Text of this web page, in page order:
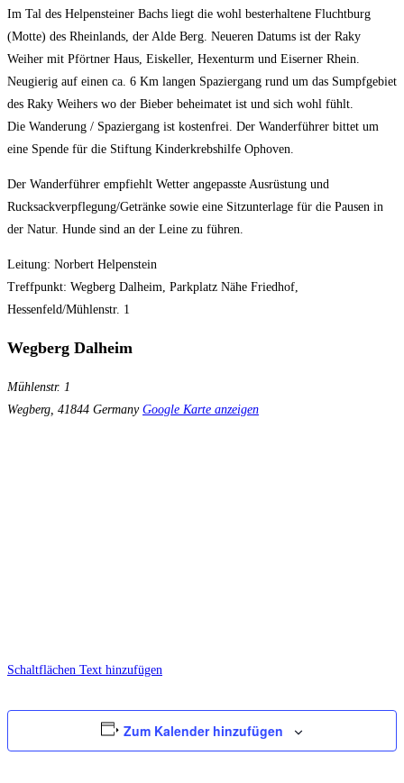
Im Tal des Helpensteiner Bachs liegt die wohl besterhaltene Fluchtburg
(Motte) des Rheinlands, der Alde Berg. Neueren Datums ist der Raky
Weiher mit Pförtner Haus, Eiskeller, Hexenturm und Eiserner Rhein.
Neugierig auf einen ca. 6 Km langen Spaziergang rund um das Sumpfgebiet
des Raky Weihers wo der Bieber beheimatet ist und sich wohl fühlt.
Die Wanderung / Spaziergang ist kostenfrei. Der Wanderführer bittet um
eine Spende für die Stiftung Kinderkrebshilfe Ophoven.
Der Wanderführer empfiehlt Wetter angepasste Ausrüstung und
Rucksackverpflegung/Getränke sowie eine Sitzunterlage für die Pausen in
der Natur. Hunde sind an der Leine zu führen.
Leitung: Norbert Helpenstein
Treffpunkt: Wegberg Dalheim, Parkplatz Nähe Friedhof,
Hessenfeld/Mühlenstr. 1
Wegberg Dalheim
Mühlenstr. 1
Wegberg 41844 Germany Google Karte anzeigen
Schaltflächen Text hinzufügen
Zum Kalender hinzufügen